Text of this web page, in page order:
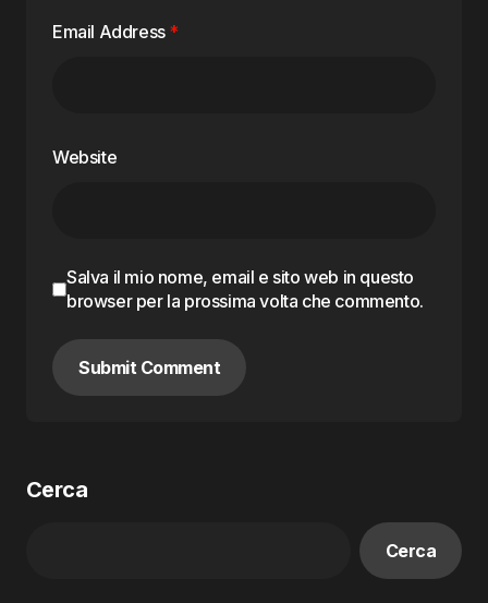
Email Address *
Website
Salva il mio nome, email e sito web in questo
browser per la prossima volta che commento.
Submit Comment
Cerca
Cerca